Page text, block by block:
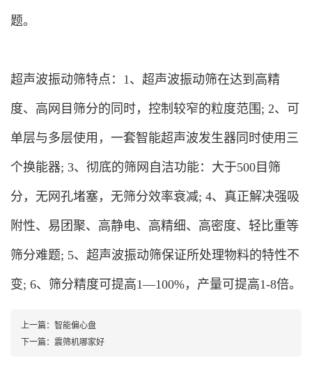
题。
超声波振动筛特点：1、超声波振动筛在达到高精
度、高网目筛分的同时，控制较窄的粒度范围; 2、可
单层与多层使用，一套智能超声波发生器同时使用三
个换能器; 3、彻底的筛网自洁功能：大于500目筛
分，无网孔堵塞，无筛分效率衰减; 4、真正解决强吸
附性、易团聚、高静电、高精细、高密度、轻比重等
筛分难题; 5、超声波振动筛保证所处理物料的特性不
变; 6、筛分精度可提高1—100%，产量可提高1-8倍。
上一篇： 智能偏心盘
下一篇： 震筛机哪家好